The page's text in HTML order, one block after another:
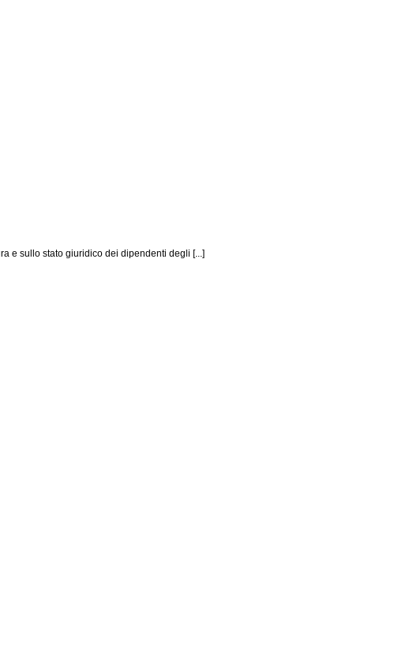
e sullo stato giuridico dei dipendenti degli [...]